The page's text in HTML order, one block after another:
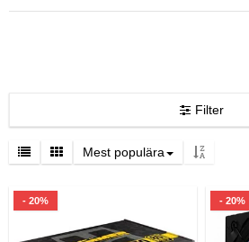
Filter
Mest populära
- 20% - 20%